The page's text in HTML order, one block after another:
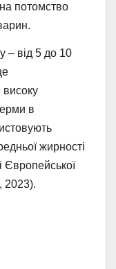
потомство
– від 5 до 10
високу
в
жирності
Європейської
2023).